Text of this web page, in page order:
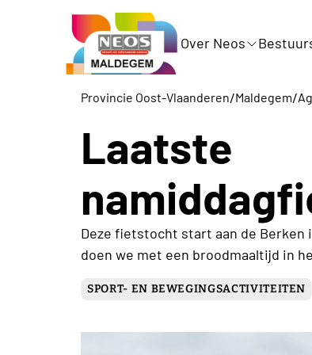
Over Neos
Provincie Oost-Vlaanderen/Maldegem/
Laatste
Deze fietstocht start aan de
doen we met een broodmaaltijd in
SPORT- EN BEWEGINGSACTIVITEITEN